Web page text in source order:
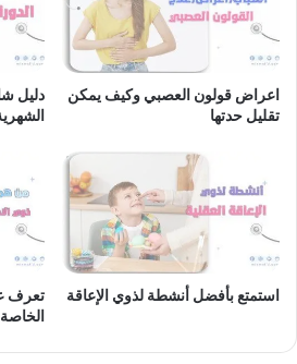
اعراض قولون العصبي وكيف يمكن
تقليل حدتها
دليل
استمتع بأفضل أنشطة لذوي الإعاقة
تعرف
الخاصة